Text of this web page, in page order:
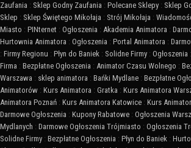
Zaufania : Sklep Godny Zaufania : Polecane Sklepy : Sklep
Sklep : Sklep Świętego Mikołaja : Strój Mikołaja :
Miasto : PINternet : Ogłoszenia : Akademia Animatora :
Hurtownia Animatora : Ogłoszenia : Portal Animatora :
: Firmy Regionu : Płyn do Baniek : Solidne Firmy : Ogłoszenia :
Firma : Bezpłatne Ogłoszenia : Animator Czasu Wolnego :
Warszawa : sklep animatora : Bańki Mydlane : Bezpłatne
Animatorów : Kurs Animatora : Gratka : Kurs Animatora
Animatora Poznań : Kurs Animatora Katowice : Kurs
Darmowe Ogłoszenia : Kupony Rabatowe : Ogłoszenia
Mydlanych : Darmowe Ogłoszenia Trójmiasto : Ogłoszenia
Solidne Firmy : Bezpłatne Ogłoszenia : Płyn do Baniek :